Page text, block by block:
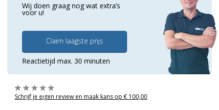
Wij doen graag nog wat extra’s
voor u!
Claim laagste prijs
Reactietijd max. 30 minuten
Schrijf je eigen review en maak kans op € 100,00